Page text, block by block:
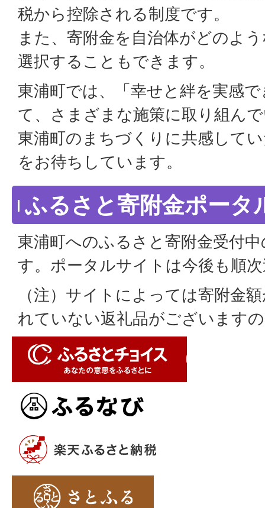
税から控除される制度です。
また、寄附金を自治体がどのよ
選択することもできます。
東浦町では、「幸せと絆を実感
て、さまざまな施策に取り組ん
東浦町のまちづくりに共感して
をお待ちしています。
ふるさと寄附金ポータ
東浦町へのふるさと寄附金受付
す。ポータルサイトは今後も順
（注）サイトによっては寄附金
れていない返礼品がございます